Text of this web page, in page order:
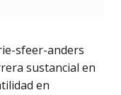
sustancial en
en